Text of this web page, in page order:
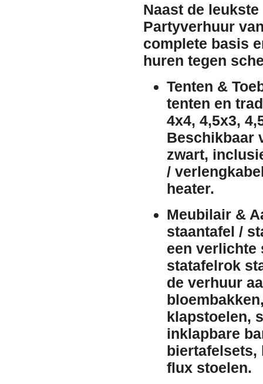
Naast de
Partyverhuur
complete basis
huren tegen
Tenten &
tenten en
4x4, 4,5x3,
Beschikbaar
zwart,
/
heater.
Meubilair &
staantafel /
een verlichte
statafelrok
de verhuur
bloembakken
klapstoelen,
inklapbare
biertafelsets,
flux stoelen.